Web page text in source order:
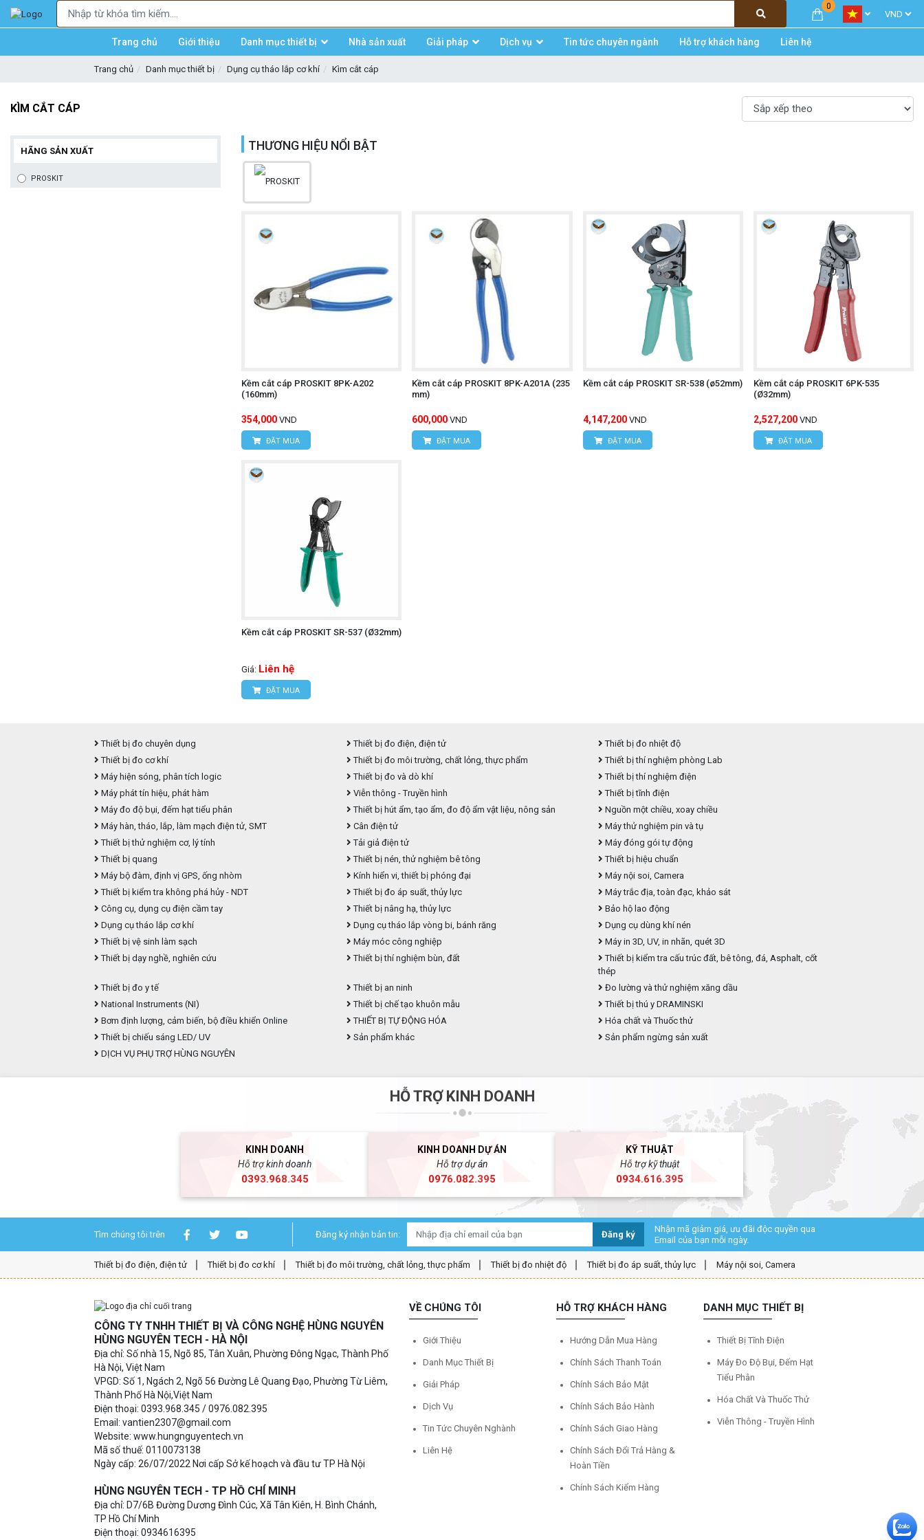
0
Trang chủ Giới thiệu Danh mục thiết bị Nhà sản xuất Giải pháp Dịch vụ Tin tức chuyên ngành Hỗ trợ khách hàng Liên hệ
Trang chủ Danh mục thiết bị Dụng cụ tháo lắp cơ khí Kìm cắt cáp
KÌM CẮT CÁP
THƯƠNG HIỆU NỔI BẬT
Kềm cắt cáp PROSKIT 8PK-A202
(160mm)
354,000 VND
ĐẶT MUA
Kềm cắt cáp PROSKIT 8PK-A201A (235
mm)
600,000 VND
ĐẶT MUA
Kềm cắt cáp PROSKIT SR-538 (ø52mm)
4,147,200 VND
ĐẶT MUA
Kềm cắt cáp PROSKIT 6PK-535
(Ø32mm)
2,527,200 VND
ĐẶT MUA
Kềm cắt cáp PROSKIT SR-537 (Ø32mm)
Giá: Liên hệ
ĐẶT MUA
HÃNG SẢN XUẤT
PROSKIT
Thiết bị đo chuyên dụng Thiết bị đo điện, điện tử
Thiết bị đo nhiệt độ
Thiết bị đo cơ khí
Thiết bị đo môi trường, chất lỏng, thực phẩm
Thiết bị thí nghiệm phòng Lab
Máy hiện sóng, phân tích logic
Thiết bị đo và dò khí
Thiết bị thí nghiệm điện
Máy phát tín hiệu, phát hàm
Viễn thông - Truyền hình
Thiết bị tĩnh điện
Máy đo độ bụi, đếm hạt tiểu phân
Thiết bị hút ẩm, tạo ẩm, đo độ ẩm vật liệu, nông sản
Nguồn một chiều, xoay chiều
Máy hàn, tháo, lắp, làm mạch điện tử, SMT
Cân điện tử
Máy thử nghiệm pin và tụ
Thiết bị thử nghiệm cơ, lý tính
Tải giả điện tử
Máy đóng gói tự động
Thiết bị quang
Thiết bị nén, thử nghiệm bê tông
Thiết bị hiệu chuẩn
Máy bộ đàm, định vị GPS, ống nhòm
Kính hiển vi, thiết bị phóng đại
Máy nội soi, Camera
Thiết bị kiểm tra không phá hủy - NDT
Thiết bị đo áp suất, thủy lực
Máy trắc địa, toàn đạc, khảo sát
Công cụ, dụng cụ điện cầm tay
Thiết bị nâng hạ, thủy lực
Bảo hộ lao động
Dụng cụ tháo lắp cơ khí
Dụng cụ tháo lắp vòng bi, bánh răng
Dụng cụ dùng khí nén
Thiết bị vệ sinh làm sạch
Máy móc công nghiệp
Máy in 3D, UV, in nhãn, quét 3D
Thiết bị dạy nghề, nghiên cứu
Thiết bị thí nghiệm bùn, đất
Thiết bị kiểm tra cấu trúc đất, bê tông, đá, Asphalt, cốt
thép
Thiết bị đo y tế
Thiết bị an ninh
Đo lường và thử nghiệm xăng dầu
National Instruments (NI)
Thiết bị chế tạo khuôn mẫu
Thiết bị thú y DRAMINSKI
Bơm định lượng, cảm biến, bộ điều khiển Online
THIẾT BỊ TỰ ĐỘNG HÓA
Hóa chất và Thuốc thử
Thiết bị chiếu sáng LED/ UV
Sản phẩm khác
Sản phẩm ngừng sản xuất
DỊCH VỤ PHỤ TRỢ HÙNG NGUYÊN
HỖ TRỢ KINH DOANH
KINH DOANH
Hỗ trợ kinh doanh
0393.968.345
KINH DOANH DỰ ÁN
Hỗ trợ dự án
0976.082.395
KỸ THUẬT
Hỗ trợ kỹ thuật
0934.616.395
Tìm chúng tôi trên Đăng ký nhận bản tin: Đăng ký
Nhận mã giảm giá, ưu đãi độc quyền qua
Email của bạn mỗi ngày.
Thiết bị đo điện, điện tử Thiết bị đo cơ khí Thiết bị đo môi trường, chất lỏng, thực phẩm Thiết bị đo nhiệt độ Thiết bị đo áp suất, thủy lực Máy nội soi, Camera
CÔNG TY TNHH THIẾT BỊ VÀ CÔNG NGHỆ HÙNG NGUYÊN
HÙNG NGUYÊN TECH - HÀ NỘI
Địa chỉ: Số nhà 15, Ngõ 85, Tân Xuân, Phường Đông Ngạc, Thành Phố
Hà Nội, Việt Nam
VPGD: Số 1, Ngách 2, Ngõ 56 Đường Lê Quang Đạo, Phường Từ Liêm,
Thành Phố Hà Nội,Việt Nam
Điện thoại: 0393.968.345 / 0976.082.395
Email: vantien2307@gmail.com
Website: www.hungnguyentech.vn
Mã số thuế: 0110073138
Ngày cấp: 26/07/2022 Nơi cấp Sở kế hoạch và đầu tư TP Hà Nội
HÙNG NGUYÊN TECH - TP HỒ CHÍ MINH
Địa chỉ: D7/6B Đường Dương Đình Cúc, Xã Tân Kiên, H. Bình Chánh,
TP Hồ Chí Minh
Điện thoại: 0934616395
VỀ CHÚNG TÔI
Giới Thiệu
Danh Mục Thiết Bị
Giải Pháp
Dịch Vụ
Tin Tức Chuyên Nghành
Liên Hệ
HỖ TRỢ KHÁCH HÀNG
Hướng Dẫn Mua Hàng
Chính Sách Thanh Toán
Chính Sách Bảo Mật
Chính Sách Bảo Hành
Chính Sách Giao Hàng
Chính Sách Đổi Trả Hàng &
Hoàn Tiền
Chính Sách Kiểm Hàng
DANH MỤC THIẾT BỊ
Thiết Bị Tĩnh Điện
Máy Đo Độ Bụi, Đếm Hạt
Tiểu Phân
Hóa Chất Và Thuốc Thử
Viễn Thông - Truyền Hình